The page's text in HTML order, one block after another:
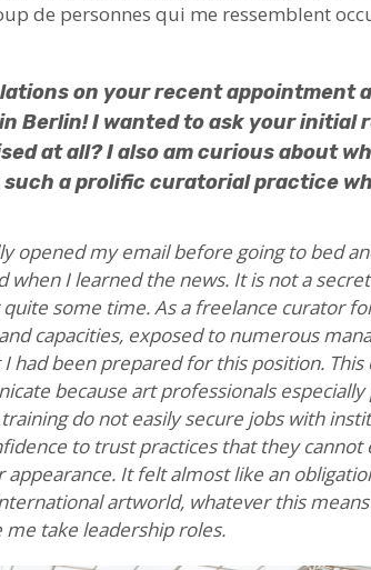
de personnes qui me ressemblent
on your recent appointment
Berlin! I wanted to ask your initial
at all? I also am curious about
a prolific curatorial practice
opened my email before going to bed
I learned the news. It is not a
some time. As a freelance curator
capacities, exposed to numerous
had been prepared for this position. This
because art professionals
do not easily secure jobs with
to trust practices that they cannot
It felt almost like an
artworld, whatever this
take leadership roles.